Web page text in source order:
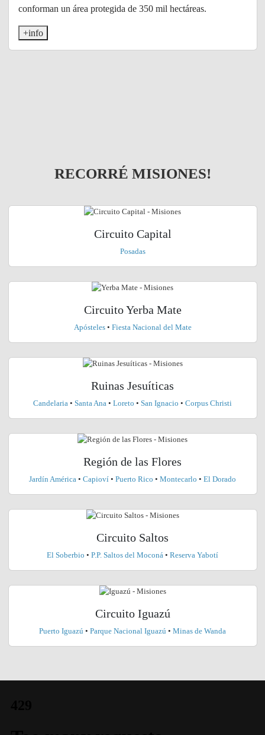
conforman un área protegida de 350 mil hectáreas.
+info
RECORRÉ MISIONES!
Circuito Capital
Posadas
Circuito Yerba Mate
Apósteles • Fiesta Nacional del Mate
Ruinas Jesuíticas
Candelaria • Santa Ana • Loreto • San Ignacio • Corpus Christi
Región de las Flores
Jardín América • Capioví • Puerto Rico • Montecarlo • El Dorado
Circuito Saltos
El Soberbio • P.P. Saltos del Moconá • Reserva Yabotí
Circuito Iguazú
Puerto Iguazú • Parque Nacional Iguazú • Minas de Wanda